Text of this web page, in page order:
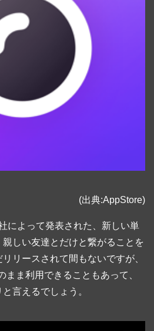
(出典:AppStore)
によって発表された、新しい単
しい友達とだけと繋がることを
リースされて間もないですが、
まま利用できることもあって、
言えるでしょう。